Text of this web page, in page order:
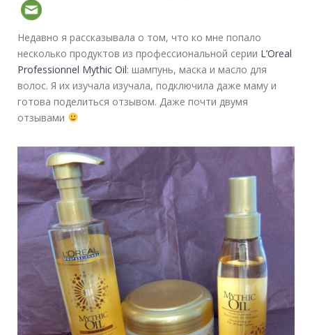
Недавно я рассказывала о том, что ко мне попало
несколько продуктов из профессиональной серии L’Oreal
Professionnel Mythic Oil: шампунь, маска и масло для
волос. Я их изучала изучала, подключила даже маму и
готова поделиться отзывом. Даже почти двумя
отзывами